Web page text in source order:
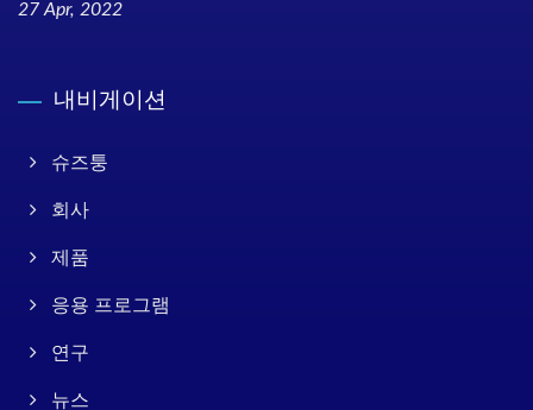
27 Apr, 2022
내비게이션
슈즈퉁
회사
제품
응용 프로그램
연구
뉴스